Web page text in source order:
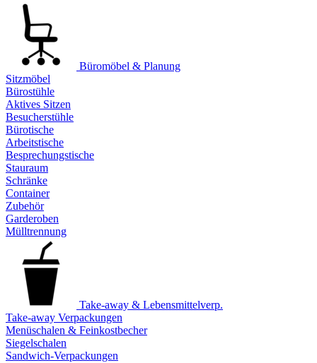
Büromöbel & Planung
Sitzmöbel
Bürostühle
Aktives Sitzen
Besucherstühle
Bürotische
Arbeitstische
Besprechungstische
Stauraum
Schränke
Container
Zubehör
Garderoben
Mülltrennung
Take-away & Lebensmittelverp.
Take-away Verpackungen
Menüschalen & Feinkostbecher
Siegelschalen
Sandwich-Verpackungen